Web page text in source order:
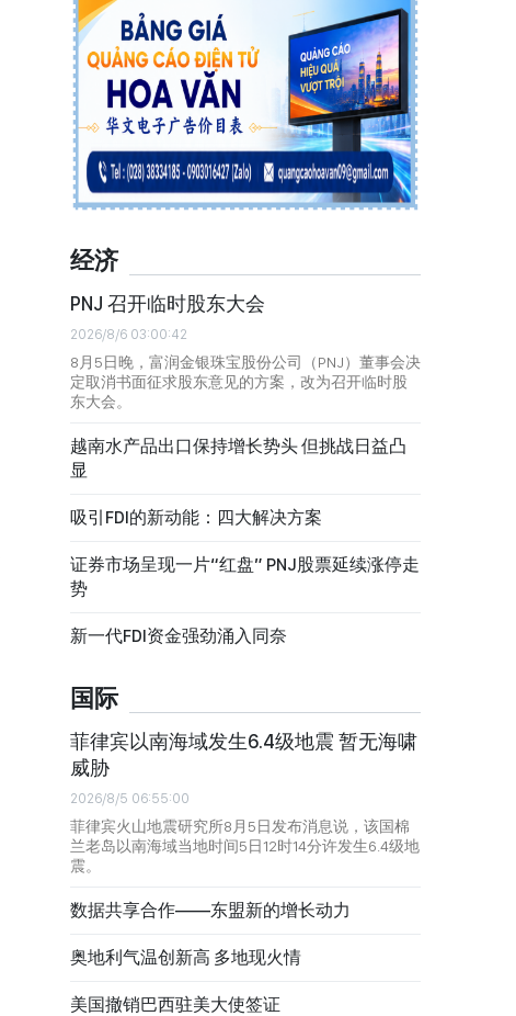
经济
PNJ 召开临时股东大会
2026/8/6 03:00:42
8月5日晚，富润金银珠宝股份公司（PNJ）董事会决
定取消书面征求股东意见的方案，改为召开临时股
东大会。
越南水产品出口保持增长势头 但挑战日益凸
显
吸引FDI的新动能：四大解决方案
证券市场呈现一片“红盘” PNJ股票延续涨停走
势
新一代FDI资金强劲涌入同奈
国际
菲律宾以南海域发生6.4级地震 暂无海啸
威胁
2026/8/5 06:55:00
菲律宾火山地震研究所8月5日发布消息说，该国棉
兰老岛以南海域当地时间5日12时14分许发生6.4级地
震。
数据共享合作——东盟新的增长动力
奥地利气温创新高 多地现火情
美国撤销巴西驻美大使签证